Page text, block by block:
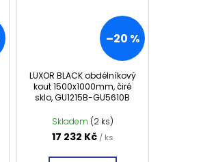
–20 %
LUXOR BLACK obdélníkový
kout 1500x1000mm, čiré
sklo, GU1215B-GU5610B
Skladem (2 ks)
17 232 Kč / ks